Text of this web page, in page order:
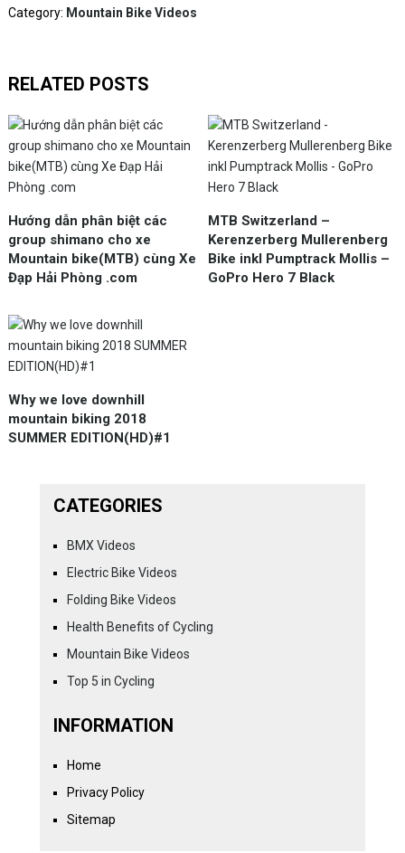
Category: Mountain Bike Videos
RELATED POSTS
Hướng dẫn phân biệt các
group shimano cho xe
Mountain bike(MTB) cùng Xe
Đạp Hải Phòng .com
MTB Switzerland –
Kerenzerberg Mullerenberg
Bike inkl Pumptrack Mollis –
GoPro Hero 7 Black
Why we love downhill
mountain biking 2018
SUMMER EDITION(HD)#1
CATEGORIES
BMX Videos
Electric Bike Videos
Folding Bike Videos
Health Benefits of Cycling
Mountain Bike Videos
Top 5 in Cycling
INFORMATION
Home
Privacy Policy
Sitemap